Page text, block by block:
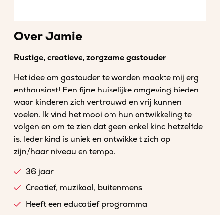
Over Jamie
Rustige, creatieve, zorgzame gastouder
Het idee om gastouder te worden maakte mij erg
enthousiast! Een fijne huiselijke omgeving bieden
waar kinderen zich vertrouwd en vrij kunnen
voelen. Ik vind het mooi om hun ontwikkeling te
volgen en om te zien dat geen enkel kind hetzelfde
is. Ieder kind is uniek en ontwikkelt zich op
zijn/haar niveau en tempo.
36 jaar
Creatief, muzikaal, buitenmens
Heeft een educatief programma